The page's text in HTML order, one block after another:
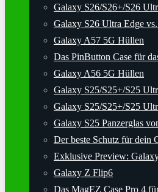
Galaxy S26/S26+/S26
Galaxy S26 Ultra Edge
Galaxy A57 5G Hüllen
Das PinButton Case für
Galaxy A56 5G Hüllen
Galaxy S25/S25+/S25
Galaxy S25/S25+/S25
Galaxy S25 Panzerglas
Der beste Schutz für dein
Exklusive Preview:
Galaxy Z Flip6
Das MagEZ Case Pro 4